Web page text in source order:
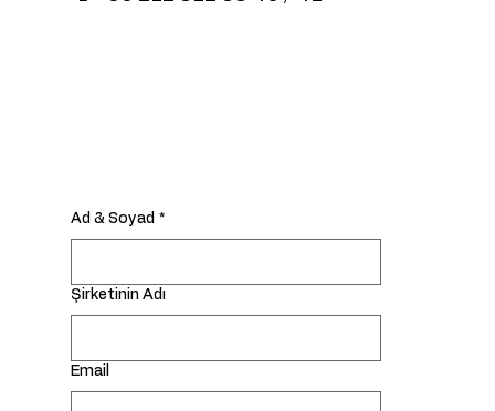
Ad & Soyad *
Şirketinin Adı
Email